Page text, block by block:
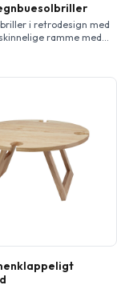
i retrodesign med
ramme med
og UV 400, klassificeres